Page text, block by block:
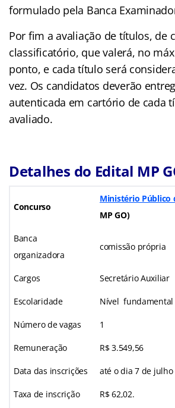
formulado pela Banca
Por fim a avaliação de títulos, de
classificatório, que valerá, no
ponto, e cada título será
vez. Os candidatos deverão
autenticada em cartório de cada
avaliado.
Detalhes do Edital MP
Concurso
Ministério Público
MP GO)
Banca
organizadora
comissão própria
Cargos Secretário Auxiliar
Escolaridade Nível fundamental
Número de vagas 1
Remuneração R$ 3.549,56
Data das inscrições até o dia 7 de julho
Taxa de inscrição R$ 62,02.